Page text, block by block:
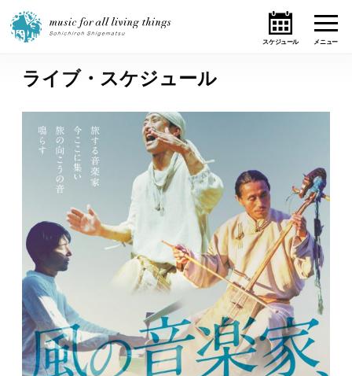
ホーム
ニュース
テーマ
ライブ・スケジュール
作品
オンライン・ショップ
ギャラリー
ライブ・スケジュール